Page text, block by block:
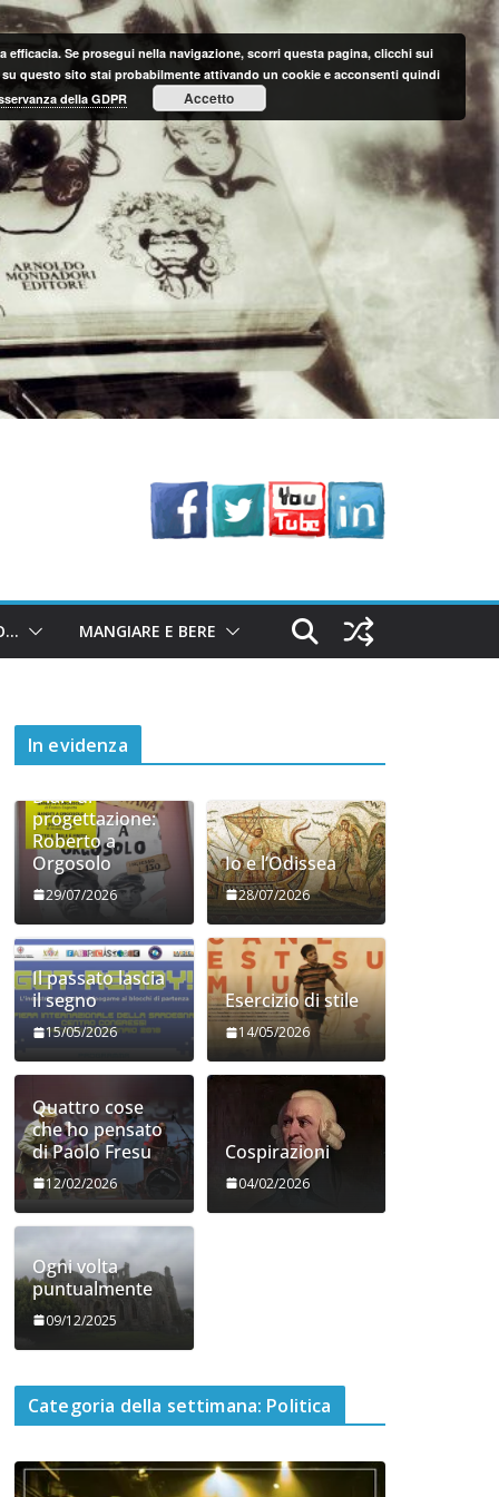
MANGIARE E BERE
In evidenza
Diari di
progettazione:
Roberto a
Orgosolo
29/07/2026
Io e l’Odissea
28/07/2026
Il passato lascia
il segno
15/05/2026
Esercizio di stile
14/05/2026
Quattro cose
che ho pensato
di Paolo Fresu
12/02/2026
Cospirazioni
04/02/2026
Ogni volta
puntualmente
09/12/2025
Categoria della settimana: Politica
Se prosegui nella navigazione, scorri questa pagina, clicchi sui
questo sito stai probabilmente attivando un cookie e acconsenti quindi
della GDPR Accetto